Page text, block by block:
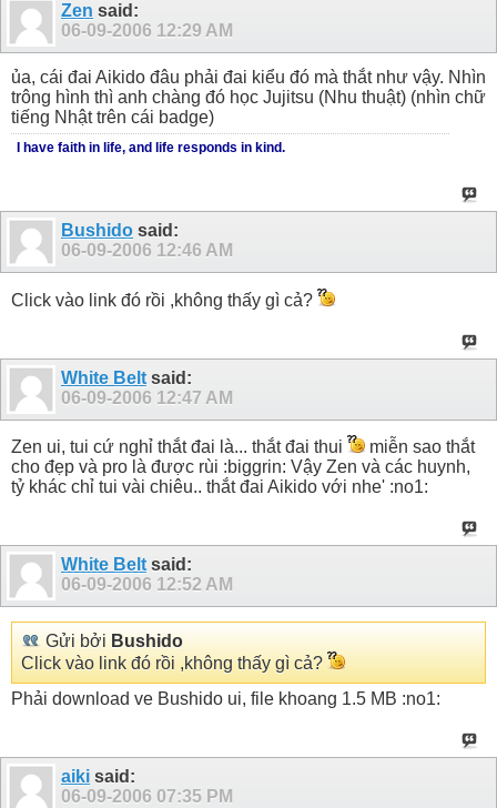
Zen said:
06-09-2006 12:29 AM
ủa, cái đai Aikido đâu phải đai kiểu đó mà thắt như vậy. Nhìn
trông hình thì anh chàng đó học Jujitsu (Nhu thuật) (nhìn chữ
tiếng Nhật trên cái badge)
I have faith in life, and life responds in kind.
Bushido said:
06-09-2006 12:46 AM
Click vào link đó rồi ,không thấy gì cả?
White Belt said:
06-09-2006 12:47 AM
Zen ui, tui cứ nghỉ thắt đai là... thắt đai thui
miễn sao thắt
cho đẹp và pro là được rùi :biggrin: Vậy Zen và các huynh,
tỷ khác chỉ tui vài chiêu.. thắt đai Aikido với nhe' :no1:
White Belt said:
06-09-2006 12:52 AM
Gửi bởi Bushido
Click vào link đó rồi ,không thấy gì cả?
Phải download ve Bushido ui, file khoang 1.5 MB :no1:
aiki said:
06-09-2006 07:35 PM